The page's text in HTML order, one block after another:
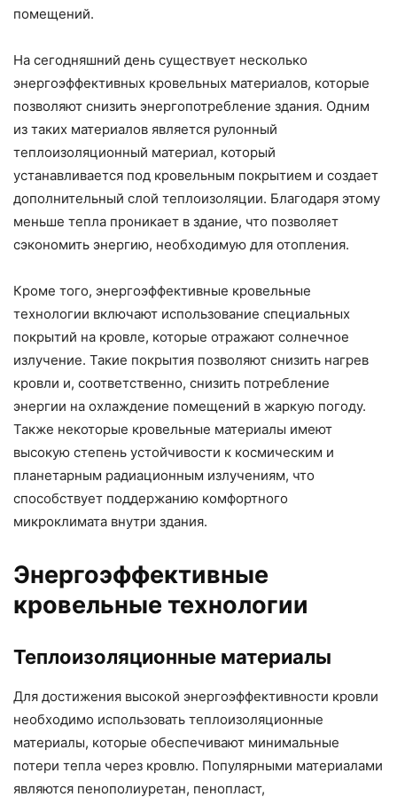
помещений.
На сегодняшний день существует несколько
энергоэффективных кровельных материалов, которые
позволяют снизить энергопотребление здания. Одним
из таких материалов является рулонный
теплоизоляционный материал, который
устанавливается под кровельным покрытием и создает
дополнительный слой теплоизоляции. Благодаря этому
меньше тепла проникает в здание, что позволяет
сэкономить энергию, необходимую для отопления.
Кроме того, энергоэффективные кровельные
технологии включают использование специальных
покрытий на кровле, которые отражают солнечное
излучение. Такие покрытия позволяют снизить нагрев
кровли и, соответственно, снизить потребление
энергии на охлаждение помещений в жаркую погоду.
Также некоторые кровельные материалы имеют
высокую степень устойчивости к космическим и
планетарным радиационным излучениям, что
способствует поддержанию комфортного
микроклимата внутри здания.
Энергоэффективные
кровельные технологии
Теплоизоляционные материалы
Для достижения высокой энергоэффективности кровли
необходимо использовать теплоизоляционные
материалы, которые обеспечивают минимальные
потери тепла через кровлю. Популярными материалами
являются пенополиуретан, пенопласт,